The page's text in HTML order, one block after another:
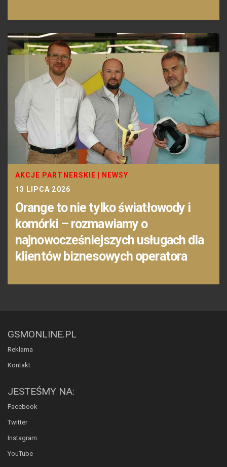
AKCJE PARTNERSKIE
NEWSY
13 LIPCA 2026
Orange to nie tylko światłowody i
komórki – rozmawiamy o
najnowocześniejszych usługach dla
klientów biznesowych operatora
GSMONLINE.PL
Reklama
Kontakt
JESTEŚMY NA:
Facebook
Twitter
Instagram
YouTube